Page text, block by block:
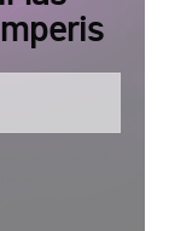
regarding its
in